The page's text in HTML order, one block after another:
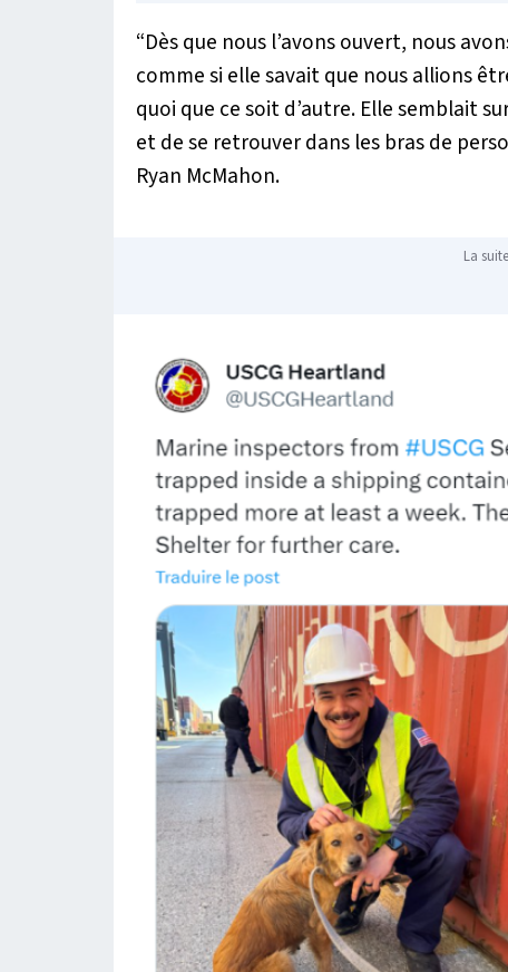
“Dès que nous l’avons ouvert, nous
comme si elle savait que nous allions
quoi que ce soit d’autre. Elle semblait
et de se retrouver dans les bras de
Ryan McMahon.
La